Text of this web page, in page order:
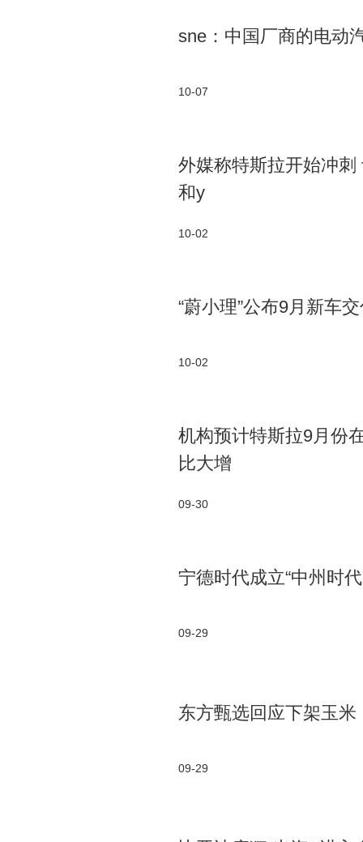
sne：中国厂商的电动
10-07
外媒称特斯拉开始冲
和y
10-02
“蔚小理”公布9月新车
10-02
机构预计特斯拉9月份
比大增
09-30
宁德时代成立“中州时
09-29
东方甄选回应下架玉
09-29